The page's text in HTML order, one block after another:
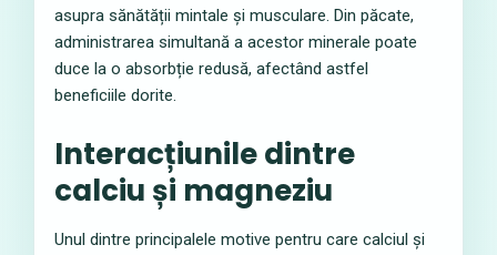
asupra sănătății mintale și musculare. Din păcate,
administrarea simultană a acestor minerale poate
duce la o absorbție redusă, afectând astfel
beneficiile dorite.
Interacțiunile dintre
calciu și magneziu
Unul dintre principalele motive pentru care calciul și